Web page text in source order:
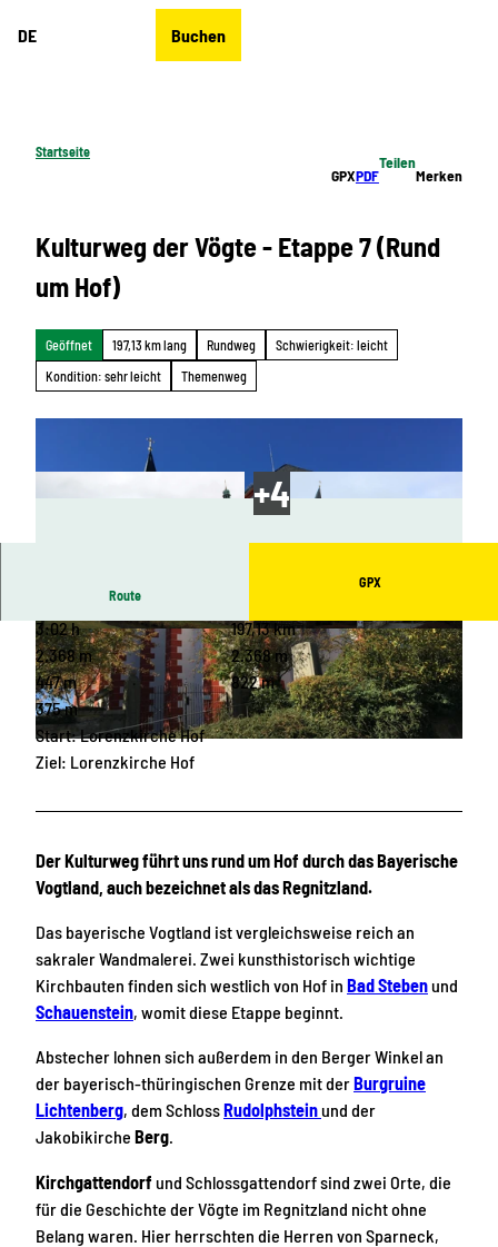
DE Buchen
Startseite
GPXPDF
Teilen
Merken
Kulturweg der Vögte - Etappe 7 (Rund
um Hof)
Geöffnet 197,13 km lang Rundweg
Schwierigkeit: leicht
Kondition: sehr leicht
Themenweg
© Tourismusverband Vogtland e.V. | KI-optimie
rt
© Tourismusverband Vogtland e.V. | KI-optimie
rt
Route
GPX
3:02 h
197,13 km
2.368 m
2.368 m
447 m
822 m
375 m
Start: Lorenzkirche Hof
Ziel: Lorenzkirche Hof
Der Kulturweg führt uns rund um Hof durch das Bayerische
Vogtland, auch bezeichnet als das Regnitzland.
Das bayerische Vogtland ist vergleichsweise reich an
sakraler Wandmalerei. Zwei kunsthistorisch wichtige
Kirchbauten finden sich westlich von Hof in Bad Stebenund
Schauenstein, womit diese Etappe beginnt.
Abstecher lohnen sich außerdem in den Berger Winkel an
der bayerisch-thüringischen Grenze mit derBurgruine
Lichtenberg, dem SchlossRudolphsteinund der
Jakobikirche Berg.
Kirchgattendorfund Schlossgattendorf sind zwei Orte, die
für die Geschichte der Vögte im Regnitzland nicht ohne
Belang waren. Hier herrschten die Herren von Sparneck,